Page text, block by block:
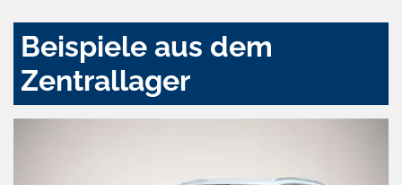
Beispiele aus dem
Zentrallager